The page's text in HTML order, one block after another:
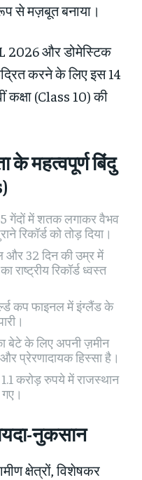
से मज़बूत बनाया।
2026 और डोमेस्टिक
करने के लिए इस 14
कक्षा (Class 10) की
महत्वपूर्ण बिंदु
गेंदों में शतक लगाकर वैभव
रिकॉर्ड को तोड़ दिया।
और 32 दिन की उम्र में
रिकॉर्ड ध्वस्त
कप फाइनल में इंग्लैंड के
बेटे के लिए अपनी ज़मीन
प्रेरणादायक हिस्सा है।
करोड़ रुपये में राजस्थान
गए।
नुकसान
क्षेत्रों, विशेषकर